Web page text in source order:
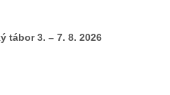
Chlumčanech
tábor 3. – 7. 8. 2026